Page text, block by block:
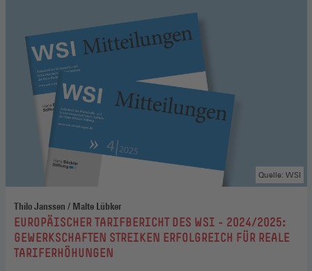
Thilo Janssen / Malte Lübker
:EUROPÄISCHER TARIFBERICHT DES WSI - 2024/2025:
GEWERKSCHAFTEN STREIKEN ERFOLGREICH FÜR REALE
TARIFERHÖHUNGEN
Quelle: WSI